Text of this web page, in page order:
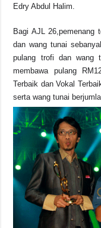
Edry Abdul Halim.
Bagi AJL 26,pemenang
dan wang tunai
pulang trofi dan wang
membawa pulang
Terbaik dan Vokal
serta wang tunai